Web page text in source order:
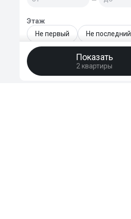
Этаж
Не первый
Не последний
Только последний
Показать
2 квартиры